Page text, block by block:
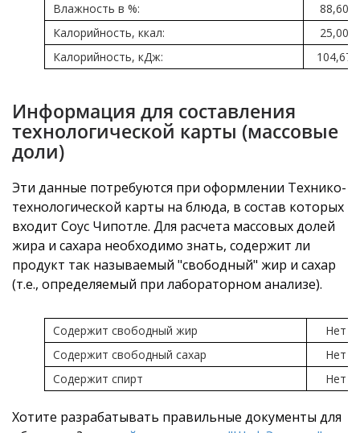
Влажность в %:
88,60
Калорийность, ккал:
25,00
Калорийность, кДж:
104,67
Информация для составления
технологической карты (массовые
доли)
Эти данные потребуются при оформлении Технико-
технологической карты на блюда, в состав которых
входит Соус Чипотле. Для расчета массовых долей
жира и сахара необходимо знать, содержит ли
продукт так называемый "свободный" жир и сахар
(т.е., определяемый при лабораторном анализе).
Содержит свободный жир
Нет
Содержит свободный сахар
Нет
Содержит спирт
Нет
Хотите разрабатывать правильные документы для